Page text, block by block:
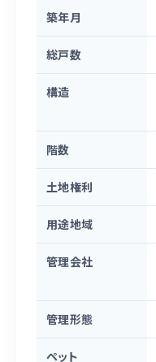
築年月
総戸数
構造
階数
土地権利
用途地域
管理会社
管理形態
ペット